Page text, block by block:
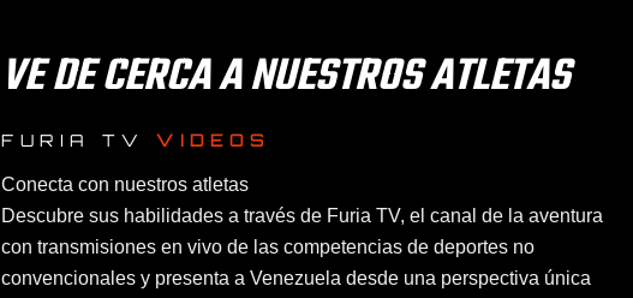
VE DE CERCA A NUESTROS ATLETAS
FURIA TV VIDEOS
Conecta con nuestros atletas
Descubre sus habilidades a través de Furia TV, el canal de la aventura
con transmisiones en vivo de las competencias de deportes no
convencionales y presenta a Venezuela desde una perspectiva única